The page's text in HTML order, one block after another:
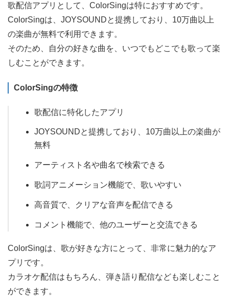
歌配信アプリとして、ColorSingは特におすすめです。
ColorSingは、JOYSOUNDと提携しており、10万曲以上
の楽曲が無料で利用できます。
そのため、自分の好きな曲を、いつでもどこでも歌って楽
しむことができます。
ColorSingの特徴
歌配信に特化したアプリ
JOYSOUNDと提携しており、10万曲以上の楽曲が
無料
アーティスト名や曲名で検索できる
歌詞アニメーション機能で、歌いやすい
高音質で、クリアな音声を配信できる
コメント機能で、他のユーザーと交流できる
ColorSingは、歌が好きな方にとって、非常に魅力的なア
プリです。
カラオケ配信はもちろん、弾き語り配信なども楽しむこと
ができます。